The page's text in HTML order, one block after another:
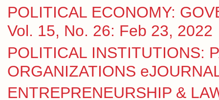
POLITICAL ECONOMY:
Vol. 15, No. 26: Feb 23, 2022
POLITICAL INSTITUTIONS:
ORGANIZATIONS
ENTREPRENEURSHIP &